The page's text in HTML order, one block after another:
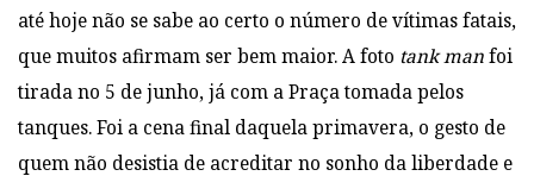
até hoje não se sabe ao certo o número de vítimas fatais,
que muitos afirmam ser bem maior. A foto tank manfoi
tirada no 5 de junho, já com a Praça tomada pelos
tanques. Foi a cena final daquela primavera, o gesto de
quem não desistia de acreditar no sonho da liberdade e